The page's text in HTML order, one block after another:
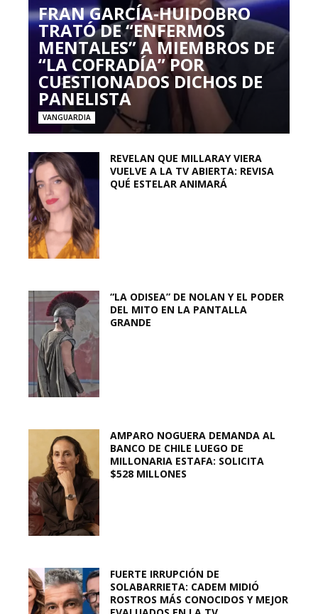
FRAN GARCÍA-HUIDOBRO
TRATÓ DE “ENFERMOS
MENTALES” A MIEMBROS DE
“LA COFRADÍA” POR
CUESTIONADOS DICHOS DE
PANELISTA
VANGUARDIA
REVELAN QUE MILLARAY VIERA
VUELVE A LA TV ABIERTA: REVISA
QUÉ ESTELAR ANIMARÁ
“LA ODISEA” DE NOLAN Y EL PODER
DEL MITO EN LA PANTALLA
GRANDE
AMPARO NOGUERA DEMANDA AL
BANCO DE CHILE LUEGO DE
MILLONARIA ESTAFA: SOLICITA
$528 MILLONES
FUERTE IRRUPCIÓN DE
SOLABARRIETA: CADEM MIDIÓ
ROSTROS MÁS CONOCIDOS Y MEJOR